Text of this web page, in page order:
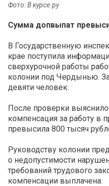
Фото: В курсе.ру
Сумма допвыпат
В Государственную
крае поступила
сверхурочной работы
колонии под Чердынью.
девяти человек.
После проверки
компенсация за работу в
превысила 800 тысяч
Руководству колонии
о недопустимости
требований трудового
компенсации выплачена.